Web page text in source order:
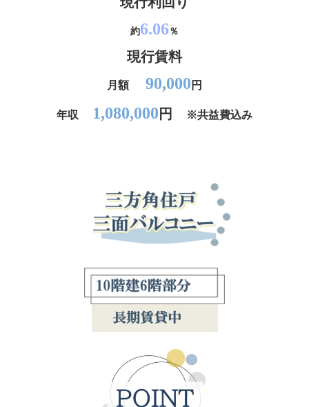
約6.06％
現行賃料
月額 90,000 円
年収 1,080,000 円 ※共益費込み